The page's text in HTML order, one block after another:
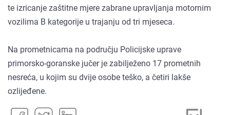
te izricanje zaštitne mjere zabrane upravljanja motornim
vozilima B kategorije u trajanju od tri mjeseca.
Na prometnicama na području Policijske uprave
primorsko-goranske jučer je zabilježeno 17 prometnih
nesreća, u kojim su dvije osobe teško, a četiri lakše
ozlijeđene.